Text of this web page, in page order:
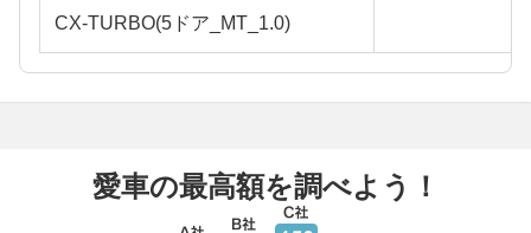
CX-TURBO(5ドア_MT_1.0)
愛車の最高額を調べよう！